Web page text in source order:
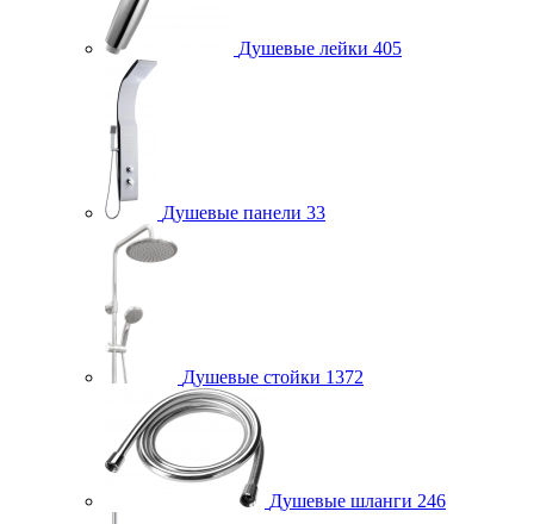
Душевые лейки 405
Душевые панели 33
Душевые стойки 1372
Душевые шланги 246